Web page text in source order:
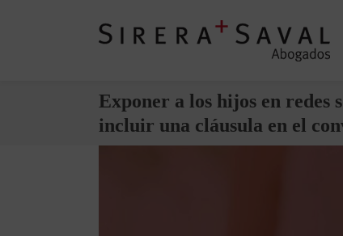
Exponer a los hijos en redes
incluir una cláusula en el